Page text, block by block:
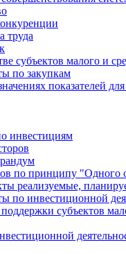
труда
субъектов малого и
по закупкам
показателей
инвестициям
по принципу "Oдного
реализуемые,
по инвестиционной
субъектов